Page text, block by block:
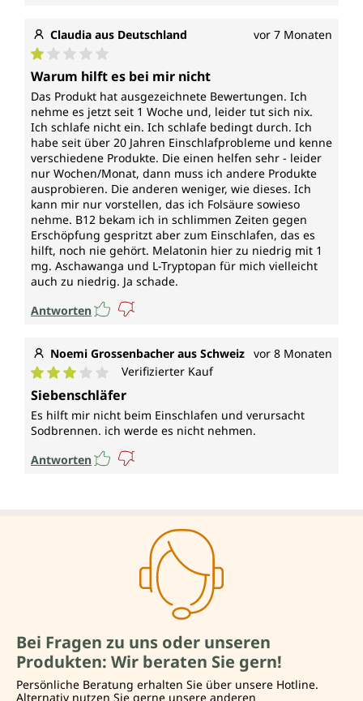
Claudia aus Deutschland vor 7 Monaten
Durchschnittliche Bewertung von 1 von 5 Sternen
Warum hilft es bei mir nicht
Das Produkt hat ausgezeichnete Bewertungen. Ich
nehme es jetzt seit 1 Woche und, leider tut sich nix.
Ich schlafe nicht ein. Ich schlafe bedingt durch. Ich
habe seit über 20 Jahren Einschlafprobleme und kenne
verschiedene Produkte. Die einen helfen sehr - leider
nur Wochen/Monat, dann muss ich andere Produkte
ausprobieren. Die anderen weniger, wie dieses. Ich
kann mir nur vorstellen, das ich Folsäure sowieso
nehme. B12 bekam ich in schlimmen Zeiten gegen
Erschöpfung gespritzt aber zum Einschlafen, das es
hilft, noch nie gehört. Melatonin hier zu niedrig mit 1
mg. Aschawanga und L-Tryptopan für mich vielleicht
auch zu niedrig. Ja schade.
Antworten
Noemi Grossenbacher aus Schweiz vor 8 Monaten
Durchschnittliche Bewertung von 3 von 5 Sternen
Verifizierter Kauf
Siebenschläfer
Es hilft mir nicht beim Einschlafen und verursacht
Sodbrennen. ich werde es nicht nehmen.
Antworten
Bei Fragen zu uns oder unseren
Produkten: Wir beraten Sie gern!
Persönliche Beratung erhalten Sie über unsere Hotline.
Alternativ nutzen Sie gerne unsere anderen